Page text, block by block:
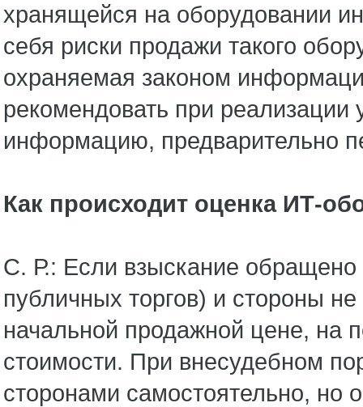
хранящейся на оборудовании
себя риски продажи такого
охраняемая законом
рекомендовать при
информацию, предварительно
Как происходит оценка ИТ-
С. Р.: Если взыскание
публичных торгов) и стороны
начальной продажной цене, на
стоимости. При внесудебном
сторонами самостоятельно, но